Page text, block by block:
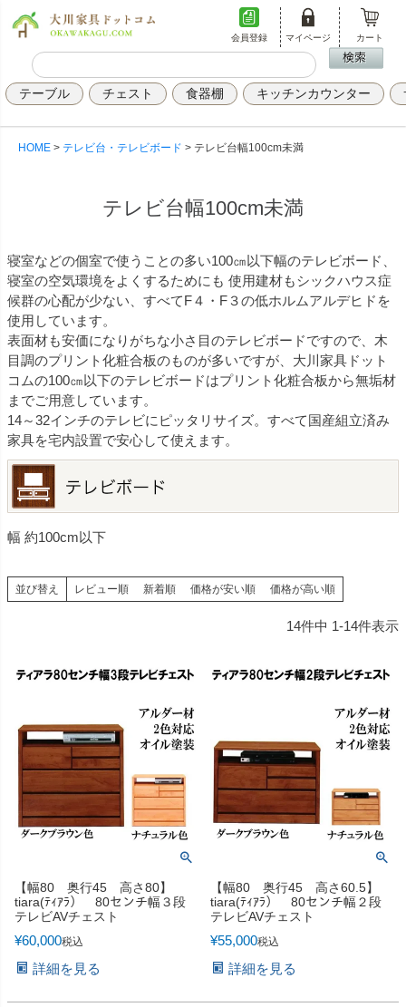
会員登録 マイページ カート
テーブル チェスト 食器棚 キッチンカウンター
HOME テレビ台・テレビボード テレビ台幅100cm未満
テレビ台幅100cm未満
寝室などの個室で使うことの多い100㎝以下幅のテレビボード、
寝室の空気環境をよくするためにも 使用建材もシックハウス症
候群の心配が少ない、すべてF４・F３の低ホルムアルデヒドを
使用しています。
表面材も安価になりがちな小さ目のテレビボードですので、木
目調のプリント化粧合板のものが多いですが、大川家具ドット
コムの100㎝以下のテレビボードはプリント化粧合板から無垢材
までご用意しています。
14～32インチのテレビにピッタリサイズ。すべて国産組立済み
家具を宅内設置で安心して使えます。
幅 約100cm以下
並び替え レビュー順 新着順 価格が安い順 価格が高い順
14件中 1-14件表示
【幅80 奥行45 高さ80】
tiara(ﾃｨｱﾗ） 80センチ幅３段
テレビAVチェスト
¥60,000税込
詳細を見る
【幅80 奥行45 高さ60.5】
tiara(ﾃｨｱﾗ） 80センチ幅２段
テレビAVチェスト
¥55,000税込
詳細を見る